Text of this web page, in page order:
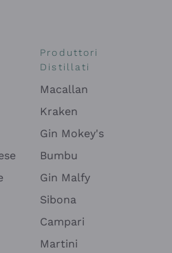
Produttori
Distillati
Macallan
Kraken
Gin Mokey's
Bumbu
Gin Malfy
Sibona
Campari
Martini